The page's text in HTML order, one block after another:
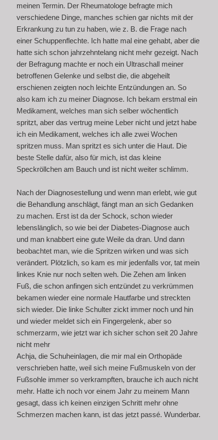
meinen Termin. Der Rheumatologe befragte mich
verschiedene Dinge, manches schien gar nichts mit der
Erkrankung zu tun zu haben, wie z. B. die Frage nach
einer Schuppenflechte. Ich hatte mal eine gehabt, aber die
hatte sich schon jahrzehntelang nicht mehr gezeigt. Nach
der Befragung machte er noch ein Ultraschall meiner
betroffenen Gelenke und selbst die, die abgeheilt
erschienen zeigten noch leichte Entzündungen an. So
also kam ich zu meiner Diagnose. Ich bekam erstmal ein
Medikament, welches man sich selber wöchentlich
spritzt, aber das vertrug meine Leber nicht und jetzt habe
ich ein Medikament, welches ich alle zwei Wochen
spritzen muss. Man spritzt es sich unter die Haut. Die
beste Stelle dafür, also für mich, ist das kleine
Speckröllchen am Bauch und ist nicht weiter schlimm.
Nach der Diagnosestellung und wenn man erlebt, wie gut
die Behandlung anschlägt, fängt man an sich Gedanken
zu machen. Erst ist da der Schock, schon wieder
lebenslänglich, so wie bei der Diabetes-Diagnose auch
und man knabbert eine gute Weile da dran. Und dann
beobachtet man, wie die Spritzen wirken und was sich
verändert. Plötzlich, so kam es mir jedenfalls vor, tat mein
linkes Knie nur noch selten weh. Die Zehen am linken
Fuß, die schon anfingen sich entzündet zu verkrümmen
bekamen wieder eine normale Hautfarbe und streckten
sich wieder. Die linke Schulter zickt immer noch und hin
und wieder meldet sich ein Fingergelenk, aber so
schmerzarm, wie jetzt war ich sicher schon seit 20 Jahre
nicht mehr
Achja, die Schuheinlagen, die mir mal ein Orthopäde
verschrieben hatte, weil sich meine Fußmuskeln von der
Fußsohle immer so verkrampften, brauche ich auch nicht
mehr. Hatte ich noch vor einem Jahr zu meinem Mann
gesagt, dass ich keinen einzigen Schritt mehr ohne
Schmerzen machen kann, ist das jetzt passé. Wunderbar.